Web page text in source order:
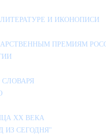
И ИКОНОПИСИ
ПРЕМИЯМ
СЛОВАРЯ
XX ВЕКА
ИЗ СЕГОДНЯ"